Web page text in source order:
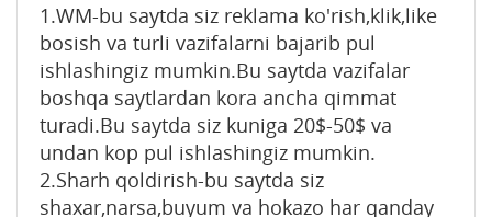
1.WM-bu saytda siz reklama ko'rish,klik,like
bosish va turli vazifalarni bajarib pul
ishlashingiz mumkin.Bu saytda vazifalar
boshqa saytlardan kora ancha qimmat
turadi.Bu saytda siz kuniga 20$-50$ va
undan kop pul ishlashingiz mumkin.
2.Sharh qoldirish-bu saytda siz
shaxar,narsa,buyum va hokazo har qanday